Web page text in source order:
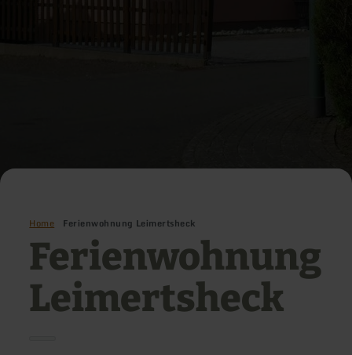
Home Ferienwohnung Leimertsheck
Ferienwohnung
Leimertsheck